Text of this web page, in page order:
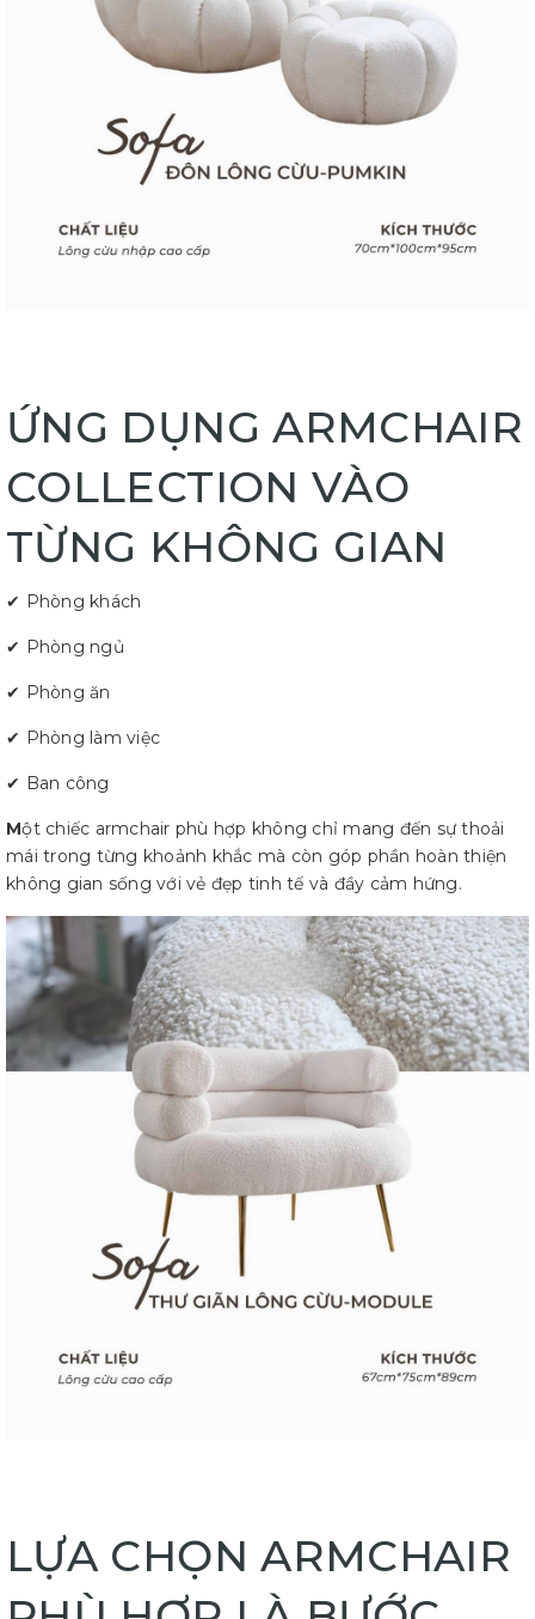
ỨNG DỤNG ARMCHAIR
COLLECTION VÀO
TỪNG KHÔNG GIAN
✔ Phòng khách
✔ Phòng ngủ
✔ Phòng ăn
✔ Phòng làm việc
✔ Ban công
Một chiếc armchair phù hợp không chỉ mang đến sự thoải
mái trong từng khoảnh khắc mà còn góp phần hoàn thiện
không gian sống với vẻ đẹp tinh tế và đầy cảm hứng.
LỰA CHỌN ARMCHAIR